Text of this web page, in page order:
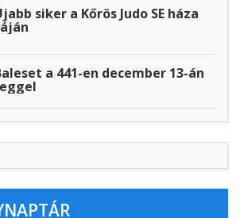
siker a Kőrös Judo SE háza
a 441-en december 13-án